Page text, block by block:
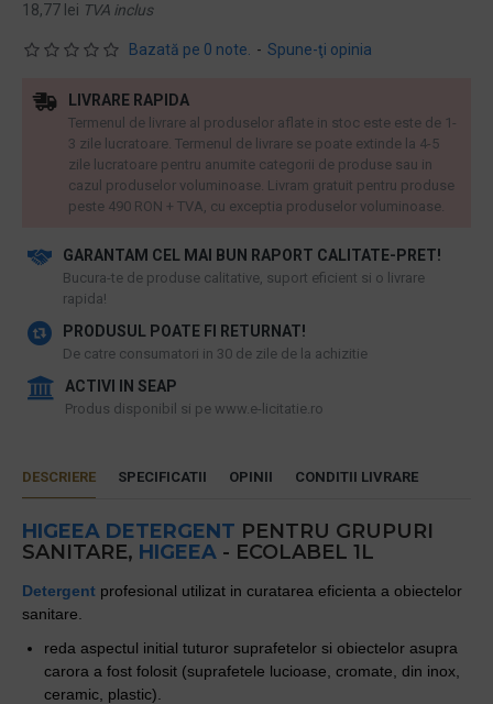
Bazată pe 0 note. - Spune-ţi opinia
18,77 lei TVA inclus
GARANTAM CEL MAI BUN RAPORT CALITATE-PRET!
​Bucura-te de produse calitative, suport eficient si o livrare
rapida!
PRODUSUL POATE FI RETURNAT!
De catre consumatori in 30 de zile de la achizitie
ACTIVI IN SEAP
Produs disponibil si pe www.e-licitatie.ro
LIVRARE RAPIDA
Termenul de livrare al produselor aflate in stoc este este de 1-
3 zile lucratoare. Termenul de livrare se poate extinde la 4-5
zile lucratoare pentru anumite categorii de produse sau in
cazul produselor voluminoase. Livram gratuit pentru produse
peste 490 RON + TVA, cu exceptia produselor voluminoase.
DESCRIERE SPECIFICATII OPINII CONDITII LIVRARE
HIGEEA DETERGENT PENTRU GRUPURI
SANITARE, HIGEEA - ECOLABEL 1L
Detergent profesional utilizat in curatarea eficienta a obiectelor
sanitare.
reda aspectul initial tuturor suprafetelor si obiectelor asupra
carora a fost folosit (suprafetele lucioase, cromate, din inox,
ceramic, plastic).